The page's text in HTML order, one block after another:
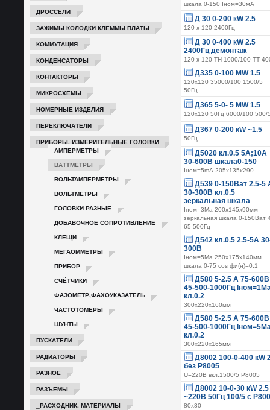
ДРОССЕЛИ
ЗАЖИМЫ КОЛОДКИ КЛЕММЫ ПЛАТЫ
КОММУТАЦИЯ
КОНДЕНСАТОРЫ
КОНТАКТОРЫ
МИКРОСХЕМЫ
НОМЕРНЫЕ ИЗДЕЛИЯ
ПЕРЕКЛЮЧАТЕЛИ
ПРИБОРЫ. ИЗМЕРИТЕЛЬНЫЕ ГОЛОВКИ
АМПЕРМЕТРЫ
ВАТТМЕТРЫ
ВОЛЬТАМПЕРМЕТРЫ
ВОЛЬТМЕТРЫ
ГОЛОВКИ РАЗНЫЕ
ДОБАВОЧНОЕ СОПРОТИВЛЕНИЕ
КЛЕЩИ
МЕГАОММЕТРЫ
ПРИБОР
СЧЁТЧИКИ
ФАЗОМЕТР,ФАХОУКАЗАТЕЛЬ
ЧАСТОТОМЕРЫ
ШУНТЫ
ПУСКАТЕЛИ
РАДИАТОРЫ
РАЗНОЕ
РАЗЪЁМЫ
_РАСХОДНИК. МАТЕРИАЛЫ
шкала 0-150 Iном=30мА
Д 30 0-200 кW 2.5
120 х 120 2400Гц
Д 30 0-400 кW 2.5
2400Гц демонтаж
120 х 120 ТН 1000/100 ТТ
Д335 0-100 МW 1.5
120x120 35000/100 1500/5
50Гц
Д365 5-0- 5 МW 1.5
120х120 50Гц 6000/100 500/
Д367 0-200 кW ~1.5
50Гц
Д5020 кл.0.5 5А;10А
30-600В шкала0-150
Iном=5mА 205х135х290
Д539 0-150Ват 2.5-5
30-300В кл.0.5
зеркальная шкала
Iном=3Ма 200х145х90мм
зеркальная шкала 0-150Ват
65-500Гц
Д542 кл.0.5 2.5-5А
300В
Iном=5Ма 250х175х140мм
шкала 0-75 cos фи(н)=0.1
Д580 5-2.5 А 75-600В
45-500-1000Гц
кл.0.2
300х220х160мм
Д580 5-2.5 А 75-600В
45-500-1000Гц
кл.0.2
300х220х165мм
Д8002 100-0-400 кW
без Р8005
U=220В вкл.1500/5 Р8005
Д8002 10-0-30 кW 2.5
~220В 50Гц 100/5 с
80х80